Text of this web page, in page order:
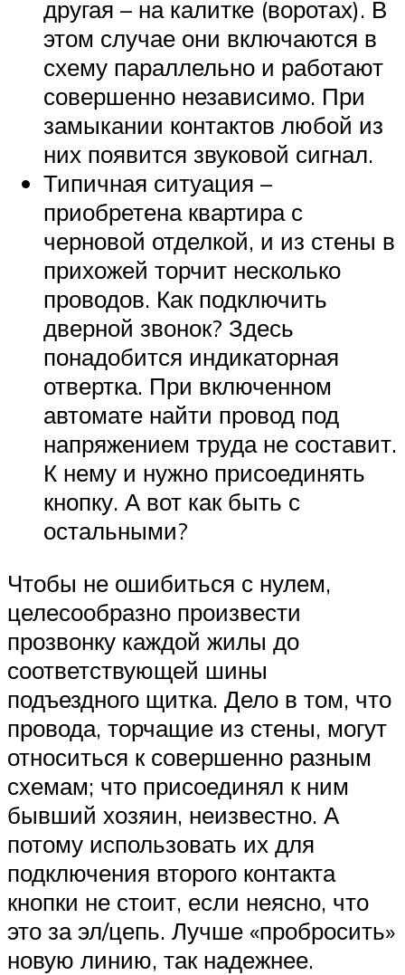
другая – на калитке (воротах). В
этом случае они включаются в
схему параллельно и работают
совершенно независимо. При
замыкании контактов любой из
них появится звуковой сигнал.
Типичная ситуация –
приобретена квартира с
черновой отделкой, и из стены в
прихожей торчит несколько
проводов. Как подключить
дверной звонок? Здесь
понадобится индикаторная
отвертка. При включенном
автомате найти провод под
напряжением труда не составит.
К нему и нужно присоединять
кнопку. А вот как быть с
остальными?
Чтобы не ошибиться с нулем,
целесообразно произвести
прозвонку каждой жилы до
соответствующей шины
подъездного щитка. Дело в том, что
провода, торчащие из стены, могут
относиться к совершенно разным
схемам; что присоединял к ним
бывший хозяин, неизвестно. А
потому использовать их для
подключения второго контакта
кнопки не стоит, если неясно, что
это за эл/цепь. Лучше «пробросить»
новую линию, так надежнее.